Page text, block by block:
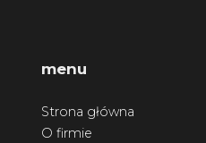
menu
Strona główna
O firmie